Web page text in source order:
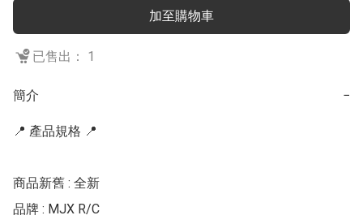
加至購物車
已售出： 1
簡介 −
📍 產品規格 📍
商品新舊 : 全新
品牌 : MJX R/C